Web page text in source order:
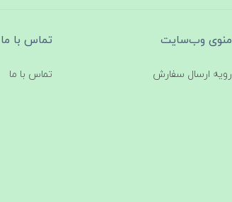
منوی وب‌سایت
رویه ارسال سفارش
تماس با ما
تماس با ما